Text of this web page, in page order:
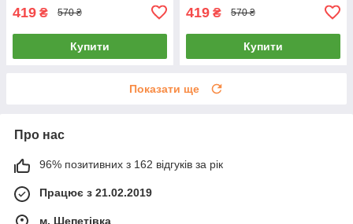
419 ₴ 570 ₴
Купити
419 ₴ 570 ₴
Купити
Показати ще
Про нас
96% позитивних з 162 відгуків за рік
Працює з 21.02.2019
м. Шепетівка